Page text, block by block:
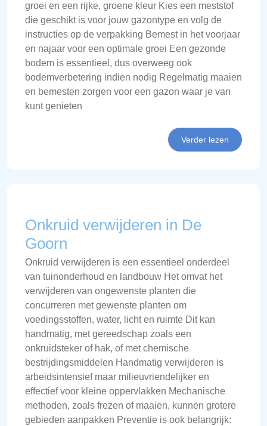
groei en een rijke, groene kleur Kies een meststof
die geschikt is voor jouw gazontype en volg de
instructies op de verpakking Bemest in het voorjaar
en najaar voor een optimale groei Een gezonde
bodem is essentieel, dus overweeg ook
bodemverbetering indien nodig Regelmatig maaien
en bemesten zorgen voor een gazon waar je van
kunt genieten
Verder lezen
Onkruid verwijderen in De
Goorn
Onkruid verwijderen is een essentieel onderdeel
van tuinonderhoud en landbouw Het omvat het
verwijderen van ongewenste planten die
concurreren met gewenste planten om
voedingsstoffen, water, licht en ruimte Dit kan
handmatig, met gereedschap zoals een
onkruidsteker of hak, of met chemische
bestrijdingsmiddelen Handmatig verwijderen is
arbeidsintensief maar milieuvriendelijker en
effectief voor kleine oppervlakken Mechanische
methoden, zoals frezen of maaien, kunnen grotere
gebieden aanpakken Preventie is ook belangrijk: